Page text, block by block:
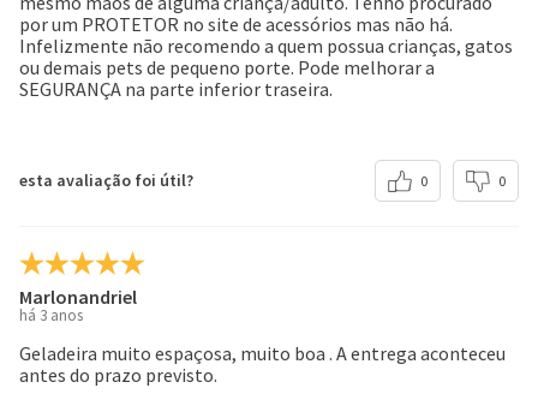
por um PROTETOR no site de acessórios mas não há.
Infelizmente não recomendo a quem possua crianças, gatos
ou demais pets de pequeno porte. Pode melhorar a
SEGURANÇA na parte inferior traseira.
esta avaliação foi útil? 0 0
Marlonandriel
há 3 anos
Geladeira muito espaçosa, muito boa . A entrega aconteceu
antes do prazo previsto.